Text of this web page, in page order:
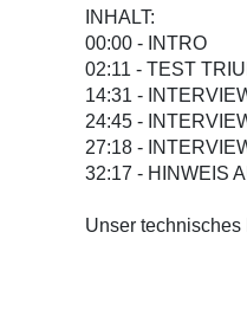
INHALT:
00:00 - INTRO
02:11 - TEST
14:31 -
24:45 -
27:18 -
32:17 - HINWEIS
Unser technisches